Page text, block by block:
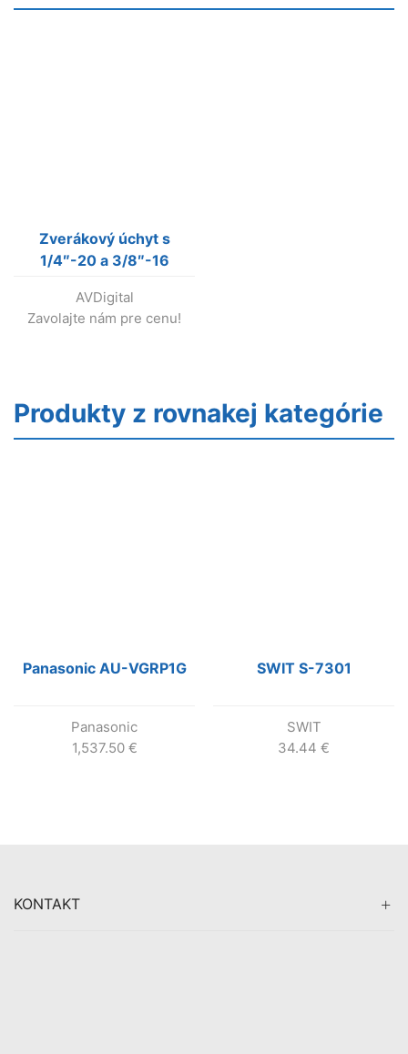
Zverákový úchyt s
1/4″-20 a 3/8″-16
AVDigital
Zavolajte nám pre cenu!
Produkty z rovnakej kategórie
Panasonic AU-VGRP1G
Panasonic
1,537.50 €
SWIT S-7301
SWIT
34.44 €
KONTAKT